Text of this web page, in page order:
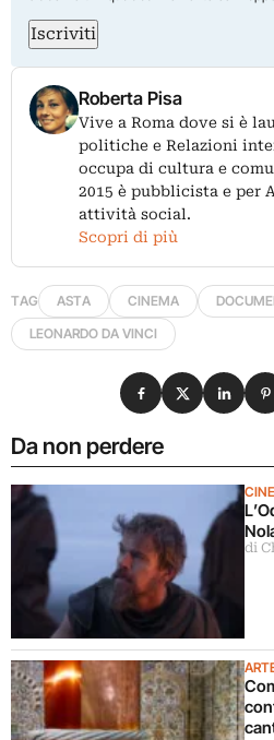
Iscriviti
Roberta Pisa
Vive a Roma dove si è
politiche e Relazioni
occupa di cultura e
2015 è pubblicista e per
attività social.
Scopri di più
TAG ASTA CINEMA
LEONARDO DA VINCI
Da non perdere
di
Condividi su
Condividi su